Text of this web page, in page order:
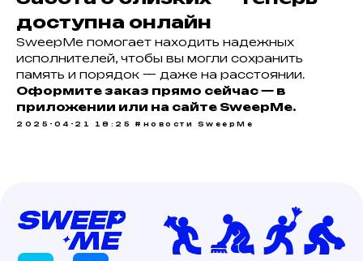
доступна онлайн
SweepMe помогает находить надежных
исполнителей, чтобы вы могли сохранить
память и порядок — даже на расстоянии.
Оформите заказ прямо сейчас — в
приложении или на сайте SweepMe.
2025-04-21 18:25 #новости SweepMe